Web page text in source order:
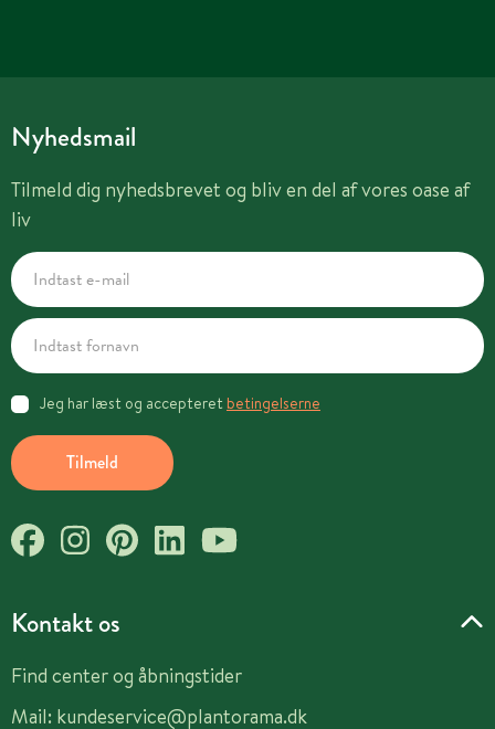
Kontakt os
Find center og åbningstider
Mail: kundeservice@plantorama.dk
Nyhedsmail
Tilmeld dig nyhedsbrevet og bliv en del af vores oase af
liv
Tilmeld
Jeg har læst og accepteret betingelserne